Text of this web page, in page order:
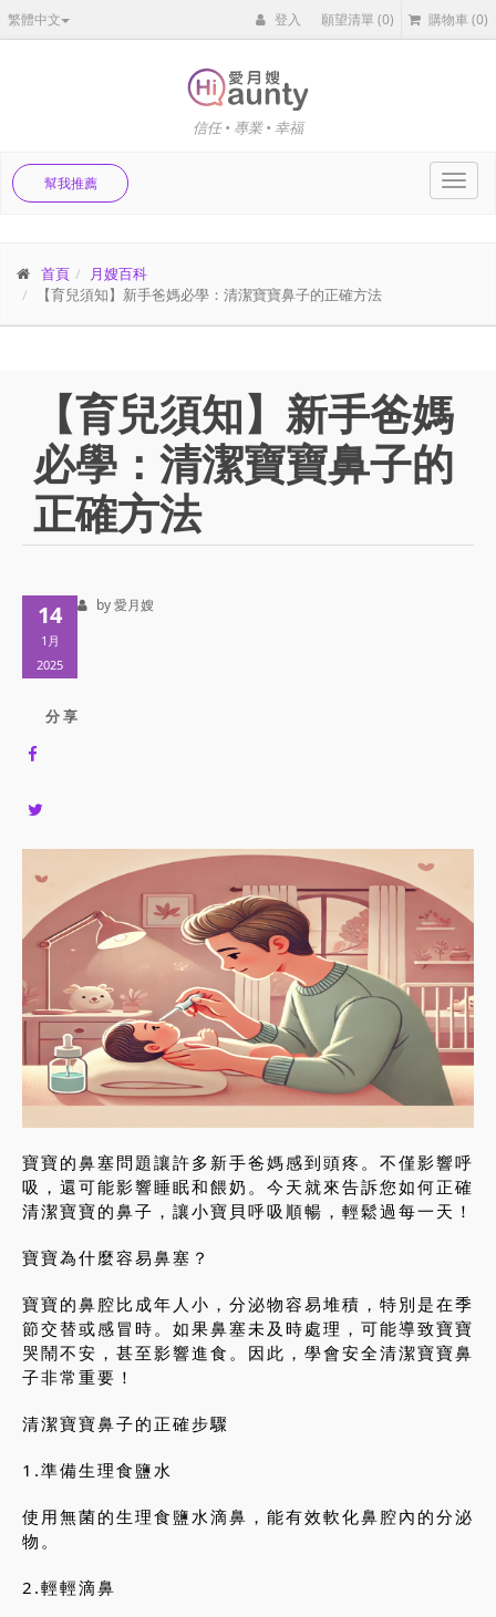
繁體中文 登入 願望清單(0) 購物車 (0)
信任 • 專業 • 幸福
幫我推薦
首頁
月嫂百科
【育兒須知】新手爸媽必學：清潔寶寶鼻子的正確方法
【育兒須知】新手爸媽
必學：清潔寶寶鼻子的
正確方法
14
1月
2025
分 享
by 愛月嫂
寶寶的鼻塞問題讓許多新手爸媽感到頭疼。不僅影響呼
吸，還可能影響睡眠和餵奶。今天就來告訴您如何正確
清潔寶寶的鼻子，讓小寶貝呼吸順暢，輕鬆過每一天！
寶寶為什麼容易鼻塞？
寶寶的鼻腔比成年人小，分泌物容易堆積，特別是在季
節交替或感冒時。如果鼻塞未及時處理，可能導致寶寶
哭鬧不安，甚至影響進食。因此，學會安全清潔寶寶鼻
子非常重要！
清潔寶寶鼻子的正確步驟
1.準備生理食鹽水
使用無菌的生理食鹽水滴鼻，能有效軟化鼻腔內的分泌
物。
2.輕輕滴鼻